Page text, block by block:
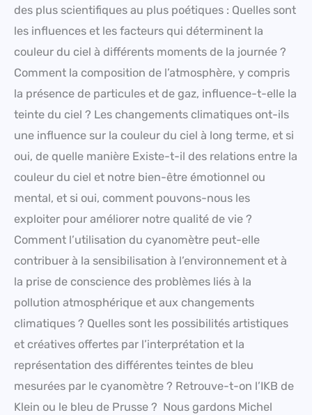
des plus scientifiques au plus poétiques : Quelles sont
les influences et les facteurs qui déterminent la
couleur du ciel à différents moments de la journée ?
Comment la composition de l’atmosphère, y compris
la présence de particules et de gaz, influence-t-elle la
teinte du ciel ? Les changements climatiques ont-ils
une influence sur la couleur du ciel à long terme, et si
oui, de quelle manière Existe-t-il des relations entre la
couleur du ciel et notre bien-être émotionnel ou
mental, et si oui, comment pouvons-nous les
exploiter pour améliorer notre qualité de vie ?
Comment l’utilisation du cyanomètre peut-elle
contribuer à la sensibilisation à l’environnement et à
la prise de conscience des problèmes liés à la
pollution atmosphérique et aux changements
climatiques ? Quelles sont les possibilités artistiques
et créatives offertes par l’interprétation et la
représentation des différentes teintes de bleu
mesurées par le cyanomètre ? Retrouve-t-on l’IKB de
Klein ou le bleu de Prusse ? Nous gardons Michel